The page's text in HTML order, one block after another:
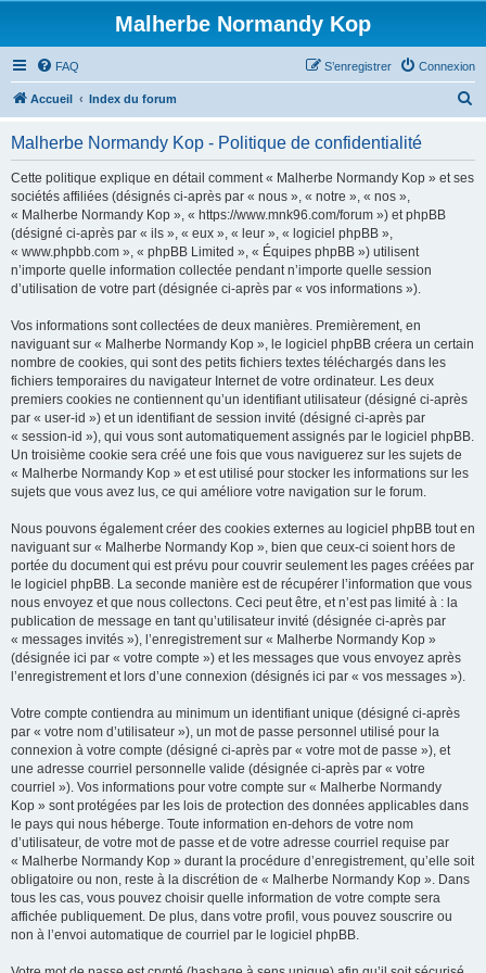
Malherbe Normandy Kop
FAQ Connexion
S’enregistrer
Accueil Index du forum
Malherbe Normandy Kop - Politique de confidentialité
Cette politique explique en détail comment « Malherbe Normandy Kop » et ses
sociétés affiliées (désignés ci-après par « nous », « notre », « nos »,
« Malherbe Normandy Kop », « https://www.mnk96.com/forum ») et phpBB
(désigné ci-après par « ils », « eux », « leur », « logiciel phpBB »,
« www.phpbb.com », « phpBB Limited », « Équipes phpBB ») utilisent
n’importe quelle information collectée pendant n’importe quelle session
d’utilisation de votre part (désignée ci-après par « vos informations »).
Vos informations sont collectées de deux manières. Premièrement, en
naviguant sur « Malherbe Normandy Kop », le logiciel phpBB créera un certain
nombre de cookies, qui sont des petits fichiers textes téléchargés dans les
fichiers temporaires du navigateur Internet de votre ordinateur. Les deux
premiers cookies ne contiennent qu’un identifiant utilisateur (désigné ci-après
par « user-id ») et un identifiant de session invité (désigné ci-après par
« session-id »), qui vous sont automatiquement assignés par le logiciel phpBB.
Un troisième cookie sera créé une fois que vous naviguerez sur les sujets de
« Malherbe Normandy Kop » et est utilisé pour stocker les informations sur les
sujets que vous avez lus, ce qui améliore votre navigation sur le forum.
Nous pouvons également créer des cookies externes au logiciel phpBB tout en
naviguant sur « Malherbe Normandy Kop », bien que ceux-ci soient hors de
portée du document qui est prévu pour couvrir seulement les pages créées par
le logiciel phpBB. La seconde manière est de récupérer l’information que vous
nous envoyez et que nous collectons. Ceci peut être, et n’est pas limité à : la
publication de message en tant qu’utilisateur invité (désignée ci-après par
« messages invités »), l’enregistrement sur « Malherbe Normandy Kop »
(désignée ici par « votre compte ») et les messages que vous envoyez après
l’enregistrement et lors d’une connexion (désignés ici par « vos messages »).
Votre compte contiendra au minimum un identifiant unique (désigné ci-après
par « votre nom d’utilisateur »), un mot de passe personnel utilisé pour la
connexion à votre compte (désigné ci-après par « votre mot de passe »), et
une adresse courriel personnelle valide (désignée ci-après par « votre
courriel »). Vos informations pour votre compte sur « Malherbe Normandy
Kop » sont protégées par les lois de protection des données applicables dans
le pays qui nous héberge. Toute information en-dehors de votre nom
d’utilisateur, de votre mot de passe et de votre adresse courriel requise par
« Malherbe Normandy Kop » durant la procédure d’enregistrement, qu’elle soit
obligatoire ou non, reste à la discrétion de « Malherbe Normandy Kop ». Dans
tous les cas, vous pouvez choisir quelle information de votre compte sera
affichée publiquement. De plus, dans votre profil, vous pouvez souscrire ou
non à l’envoi automatique de courriel par le logiciel phpBB.